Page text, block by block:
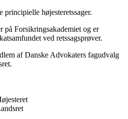
højesteretssager.
på Forsikringsakademiet og er
ved retssagsprøver.
af Danske Advokaters fagudvalg